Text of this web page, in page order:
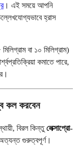
। এই সময়ে আপনি
হ্রাস
বা ১০ মিলিগ্রাম)
কমাতে পারে,
কল করবেন
বিরল কিন্তুলেক্সাপ্রো-
গুরুত্বপূর্ণ।